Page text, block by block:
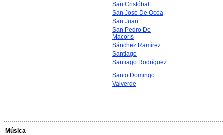
San Cristóbal
San José De Ocoa
San Juan
San Pedro De
Macorís
Sánchez Ramírez
Santiago
Santiago Rodríguez
Santo Domingo
Valverde
Música